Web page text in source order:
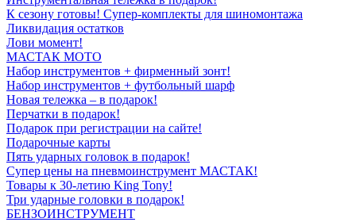
К сезону готовы! Супер-комплекты для шиномонтажа
Ликвидация остатков
Лови момент!
МАСТАК МОТО
Набор инструментов + фирменный зонт!
Набор инструментов + футбольный шарф
Новая тележка – в подарок!
Перчатки в подарок!
Подарок при регистрации на сайте!
Подарочные карты
Пять ударных головок в подарок!
Супер цены на пневмоинструмент МАСТАК!
Товары к 30-летию King Tony!
Три ударные головки в подарок!
БЕНЗОИНСТРУМЕНТ